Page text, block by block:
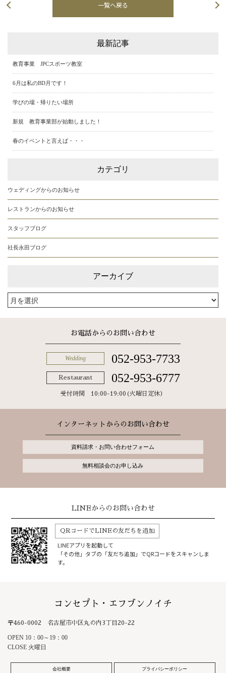
一覧へ戻る
最新記事
教育事業 JPCスポーツ教室
6月は私のBD月です！
学びの場・帰りたい場所
新規 教育事業部が始動しました！
春のイベントと言えば・・・
カテゴリ
ウェディングからのお知らせ
レストランからのお知らせ
スタッフブログ
社長永田ブログ
アーカイブ
お電話からのお問い合わせ
Wedding 052-953-7733
Restaurant 052-953-6777
受付時間 10:00-19:00(火曜日定休）
インターネットからのお問い合わせ
資料請求・お問い合わせフォーム
無料相談会のお申し込み
LINEからのお問い合わせ
QRコードでLINEの友だちを追加
LINEアプリを起動して
「その他」タブの「友だち追加」でQRコードをスキャンしま
す。
コンセプト・エフブンノイチ
〒460-0002 名古屋市中区丸の内3丁目20-22
OPEN 10：00～19：00
CLOSE 火曜日
会社概要 プライバシーポリシー